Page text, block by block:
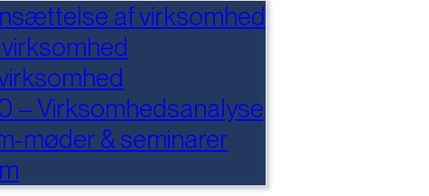
af virksomhed
– Virksomhedsanalyse
møder & seminarer